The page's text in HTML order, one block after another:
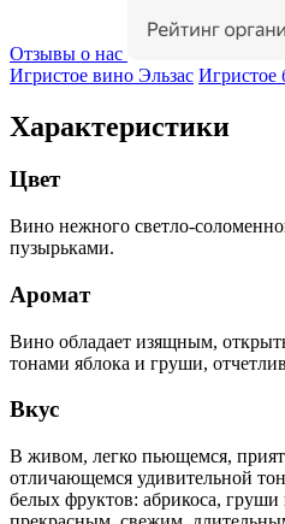
Отзывы о нас
Игристое вино Эльзас Игристое
Характеристики
Цвет
Вино нежного светло-
пузырьками.
Аромат
Вино обладает изящным,
тонами яблока и груши,
Вкус
В живом, легко пьющемся,
отличающемся удивительной
белых фруктов: абрикоса,